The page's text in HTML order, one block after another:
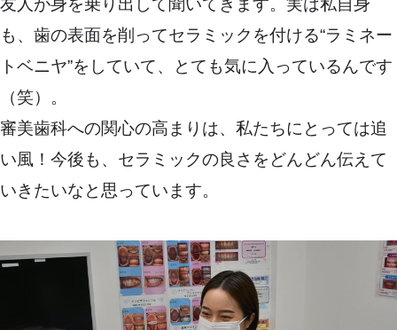
友人が身を乗り出して聞いてきます。実は私自身
も、歯の表面を削ってセラミックを付ける“ラミネー
トベニヤ”をしていて、とても気に入っているんです
（笑）。
審美歯科への関心の高まりは、私たちにとっては追
い風！今後も、セラミックの良さをどんどん伝えて
いきたいなと思っています。